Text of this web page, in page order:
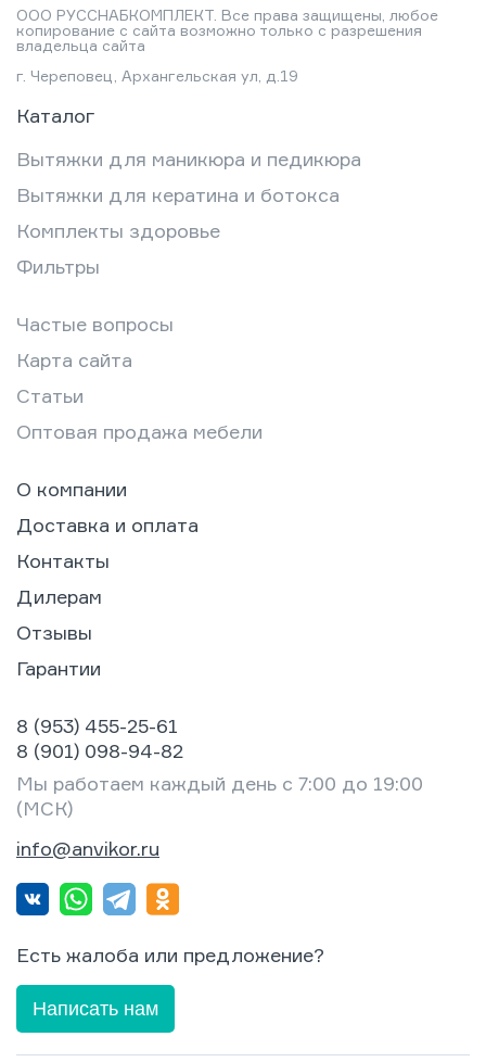
ООО РУССНАБКОМПЛЕКТ. Все права защищены, любое
копирование с сайта возможно только с разрешения
владельца сайта
г. Череповец, Архангельская ул, д.19
Каталог
Вытяжки для маникюра и педикюра
Вытяжки для кератина и ботокса
Комплекты здоровье
Фильтры
Частые вопросы
Карта сайта
Статьи
Оптовая продажа мебели
О компании
Доставка и оплата
Контакты
Дилерам
Отзывы
Гарантии
8 (953) 455-25-61
8 (901) 098-94-82
Мы работаем каждый день с 7:00 до 19:00
(МСК)
info@anvikor.ru
Есть жалоба или предложение?
Написать нам